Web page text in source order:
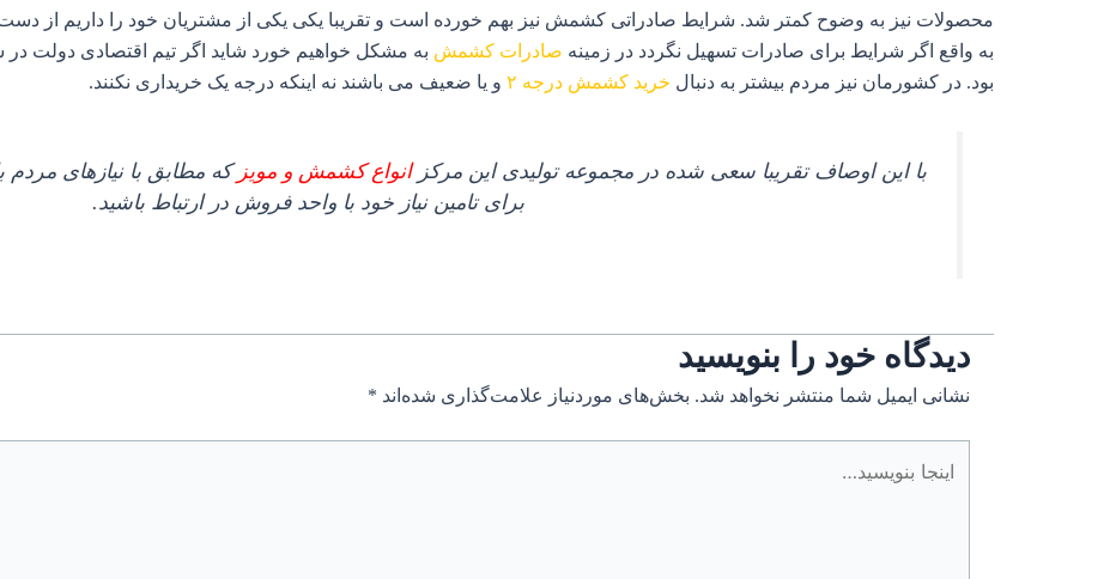
محصولات نیز به وضوح کمتر شد. شرایط صادراتی کشمش نیز بهم خورده است و تقریبا یکی یکی از مشتریان خود را داریم از
به واقع اگر شرایط برای صادرات تسهیل نگردد در زمینه صادرات کشمش
بود. در کشورمان نیز مردم بیشتر به دنبال خرید کشمش درجه ۲ و یا ضعیف می باشند نه اینکه درجه یک خریداری نکنند.
با این اوصاف تقریبا سعی شده در مجموعه تولیدی این مرکزانواع کشمش و مویز که مطابق با نیازهای
برای تامین نیاز خود با واحد فروش در ارتباط باشید.
دیدگاه‌ خود را بنویسید
نشانی ایمیل شما منتشر نخواهد شد. بخش‌های موردنیاز علامت‌گذاری شده‌اند *
بنویسید…